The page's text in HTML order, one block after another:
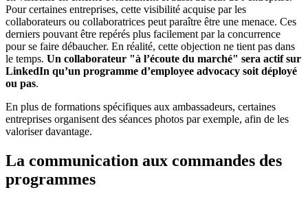
Pour certaines entreprises, cette visibilité acquise par les
collaborateurs ou collaboratrices peut paraître être une menace. Ces
derniers pouvant être repérés plus facilement par la concurrence
pour se faire débaucher. En réalité, cette objection ne tient pas dans
le temps. Un collaborateur "à l’écoute du marché" sera actif sur
LinkedIn qu’un programme d’employee advocacy soit déployé
ou pas.
En plus de formations spécifiques aux ambassadeurs, certaines
entreprises organisent des séances photos par exemple, afin de les
valoriser davantage.
La communication aux commandes des
programmes